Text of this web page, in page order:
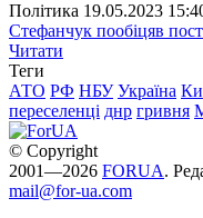
Полiтика 19.05.2023
Стефанчук пообіцяв
Читати
Теги
АТО РФ НБУ Україна
переселенці днр гривня
© Copyright
2001—2026 FORUA.
mail@for-ua.com